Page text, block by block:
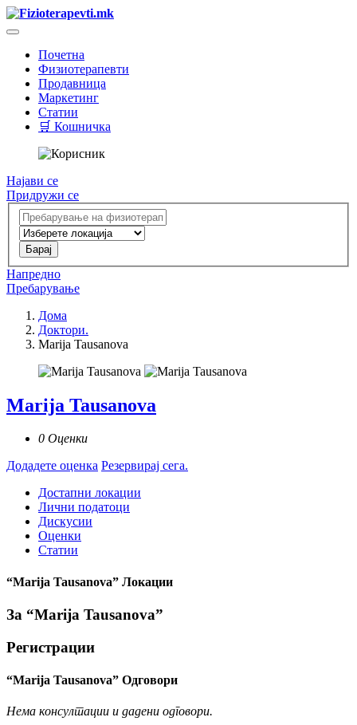
Почетна
Физиотерапевти
Продавница
Маркетинг
Статии
🛒 Кошничка
Најави се
Придружи се
Напредно
Пребарување
Дома
Доктори.
Marija Tausanova
Marija Tausanova
0 Оценки
Додадете оценка Резервирај сега.
Достапни локации
Лични податоци
Дискусии
Оценки
Статии
“Marija Tausanova” Локации
За “Marija Tausanova”
Регистрации
“Marija Tausanova” Одговори
Нема консултации и дадени одговори.